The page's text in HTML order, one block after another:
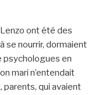
ont été des
se nourrir, dormaient
psychologues en
mari n’entendait
parents, qui avaient